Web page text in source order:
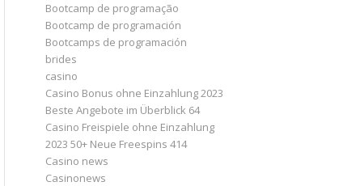
Bootcamp de programação
Bootcamp de programación
Bootcamps de programación
brides
casino
Casino Bonus ohne Einzahlung 2023 ️
Beste Angebote im Überblick 64
Casino Freispiele ohne Einzahlung
2023 50+ Neue Freespins 414
Casino news
Casinonews